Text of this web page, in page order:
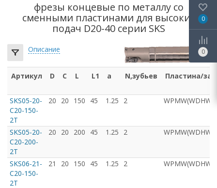
фрезы концевые по металлу со
сменными пластинами для высоких
подач D20-40 серии SKS
Описание
Артикул D C L L1 a N,зубьев Пластина/
SKS05-20-
C20-150-
2T
20 20 150 45 1.25 2
SKS05-20-
C20-200-
2T
20 20 200 45 1.25 2
SKS06-21-
C20-150-
2T
21 20 150 45 1.25 2
0
0